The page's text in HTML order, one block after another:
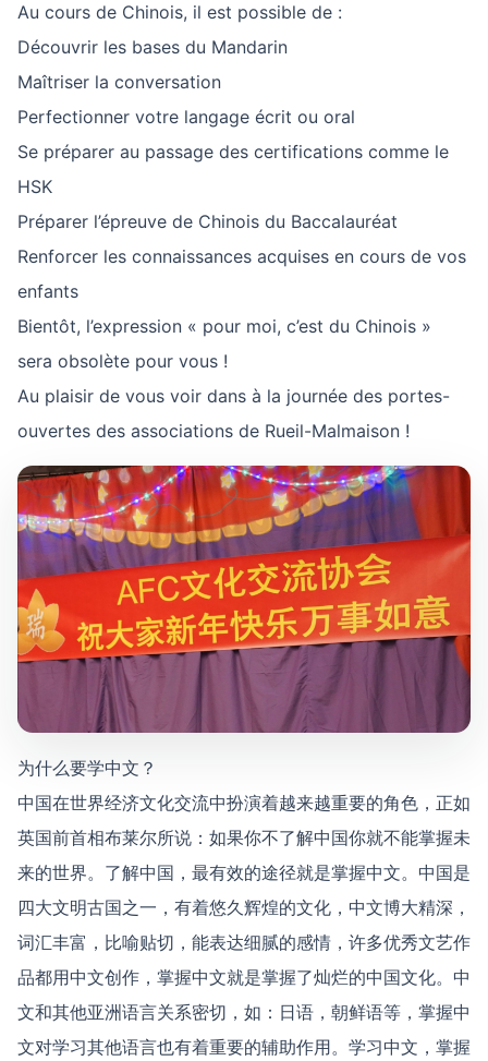
Au cours de Chinois, il est possible de :
Découvrir les bases du Mandarin
Maîtriser la conversation
Perfectionner votre langage écrit ou oral
Se préparer au passage des certifications comme le
HSK
Préparer l’épreuve de Chinois du Baccalauréat
Renforcer les connaissances acquises en cours de vos
enfants
Bientôt, l’expression « pour moi, c’est du Chinois »
sera obsolète pour vous !
Au plaisir de vous voir dans à la journée des portes-
ouvertes des associations de Rueil-Malmaison !
为什么要学中文？
中国在世界经济文化交流中扮演着越来越重要的角色，正如
英国前首相布莱尔所说：如果你不了解中国你就不能掌握未
来的世界。了解中国，最有效的途径就是掌握中文。中国是
四大文明古国之一，有着悠久辉煌的文化，中文博大精深，
词汇丰富，比喻贴切，能表达细腻的感情，许多优秀文艺作
品都用中文创作，掌握中文就是掌握了灿烂的中国文化。中
文和其他亚洲语言关系密切，如：日语，朝鲜语等，掌握中
文对学习其他语言也有着重要的辅助作用。学习中文，掌握